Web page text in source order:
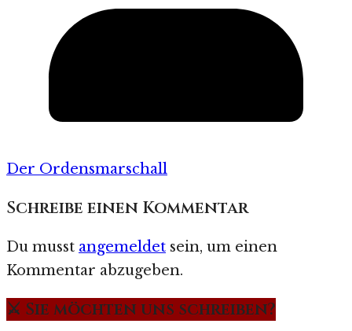
Der Ordensmarschall
Schreibe einen Kommentar
Du musst angemeldet sein, um einen
Kommentar abzugeben.
⚔️ Sie möchten uns schreiben?